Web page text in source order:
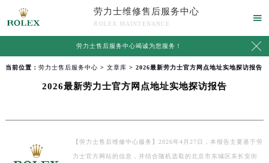
劳力士维修售后服务中心
ROLEX MAINTENANCE

劳力士售后服务中心竭诚为您服务！ 
当前位置： 劳力士售后服务中心 > 文章库 > 2026最新劳力士官方网点地址实地探访报告
2026最新劳力士官方网点地址实地探访报告
【劳力士售后维修中心服务】2026年4月27日，本报告主要基于劳
力士官方网站的信息，并结合随机选取的北京市东城区东长安街